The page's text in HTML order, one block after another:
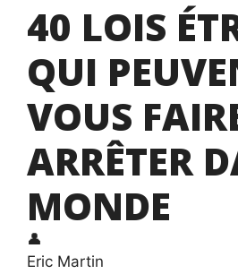
40 LOIS
QUI
VOUS
ARRÊTER
MONDE
👤
Eric Martin